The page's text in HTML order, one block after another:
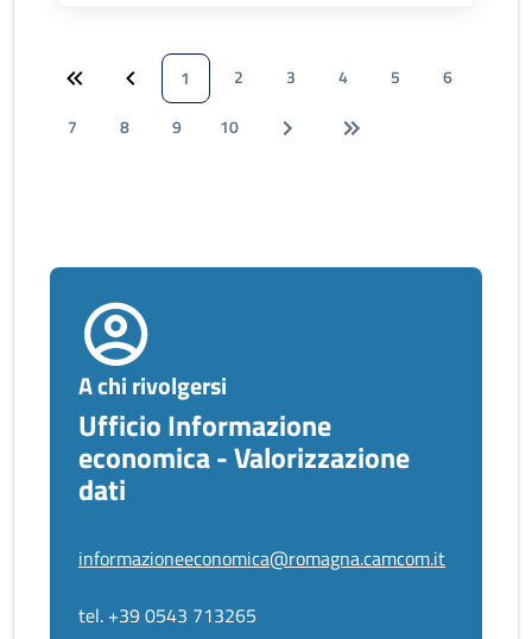
1 2 3 4 5
6
7
8 9 10
A chi rivolgersi
Ufficio Informazione
economica - Valorizzazione
dati
informazioneeconomica@romagna.camcom.it
tel. +39 0543 713265